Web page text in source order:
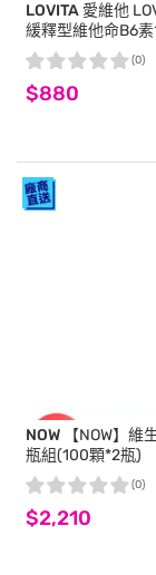
LOVITA 愛維他
緩釋型維他命B6
80mg(90顆/瓶)
$880
(0)
NOW 【NOW】維
瓶組(100顆*2瓶)
$2,210
(0)